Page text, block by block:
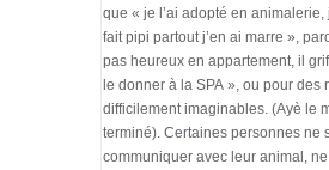
que « je l’ai adopté en animalerie,
fait pipi partout j’en ai marre »,
pas heureux en appartement, il
le donner à la SPA », ou pour des
difficilement imaginables. (Ayè le
terminé). Certaines personnes ne
communiquer avec leur animal,